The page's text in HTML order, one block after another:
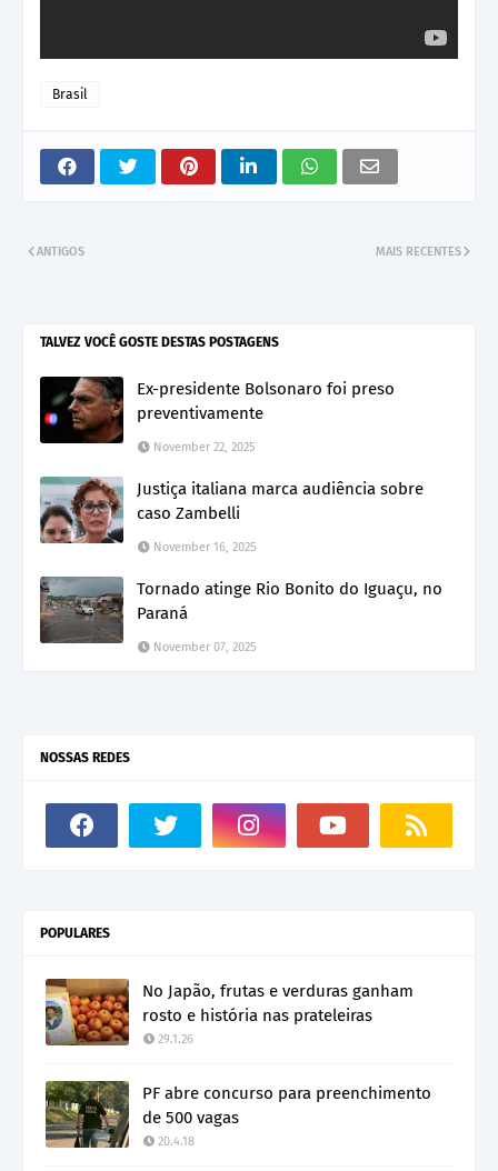
Brasil
MAIS RECENTES
ANTIGOS
TALVEZ VOCÊ GOSTE DESTAS POSTAGENS
Ex-presidente Bolsonaro foi preso
preventivamente
November 22, 2025
Justiça italiana marca audiência sobre
caso Zambelli
November 16, 2025
Tornado atinge Rio Bonito do Iguaçu, no
Paraná
November 07, 2025
NOSSAS REDES
POPULARES
No Japão, frutas e verduras ganham
rosto e história nas prateleiras
29.1.26
PF abre concurso para preenchimento
de 500 vagas
20.4.18